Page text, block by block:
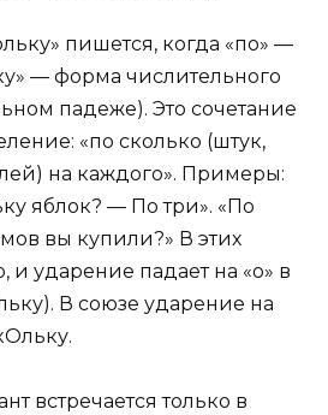
пишется, когда «по» —
— форма числительного
падеже). Это сочетание
«по сколько (штук,
на каждого». Примеры:
яблок? — По три». «По
вы купили?» В этих
и ударение падает на «о» в
В союзе ударение на
встречается только в